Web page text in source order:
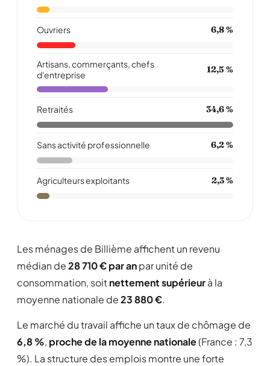
Ouvriers 6,8 %
Artisans, commerçants, chefs
d'entreprise
12,5 %
Retraités 34,6 %
Sans activité professionnelle 6,2 %
Agriculteurs exploitants 2,3 %
Les ménages de Billième affichent un revenu
médian de28 710 € par anpar unité de
consommation, soitnettement supérieurà la
moyenne nationale de23 880 €.
Le marché du travail affiche un taux de chômage de
6,8 %, proche de la moyenne nationale(France : 7,3
%). La structure des emplois montre une forte